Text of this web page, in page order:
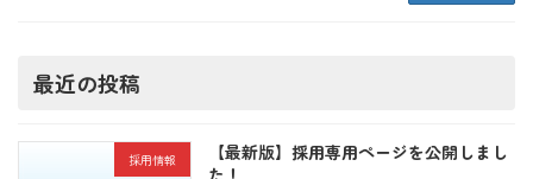
最近の投稿
採用情報
【最新版】採用専用ページを公開しまし
た！